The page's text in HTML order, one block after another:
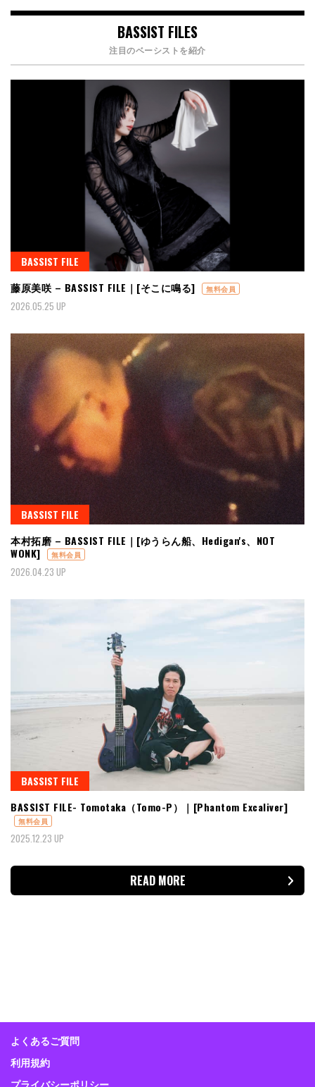
BASSIST FILES
注目のベーシストを紹介
BASSIST FILE
藤原美咲 – BASSIST FILE｜[そこに鳴る]
無料会員
2026.05.25 UP
BASSIST FILE
本村拓磨 – BASSIST FILE｜[ゆうらん船、Hedigan's、NOT
WONK]
無料会員
2026.04.23 UP
BASSIST FILE
BASSIST FILE- Tomotaka（Tomo-P）｜[Phantom Excaliver]
無料会員
2025.12.23 UP
READ MORE
よくあるご質問
利用規約
プライバシーポリシー